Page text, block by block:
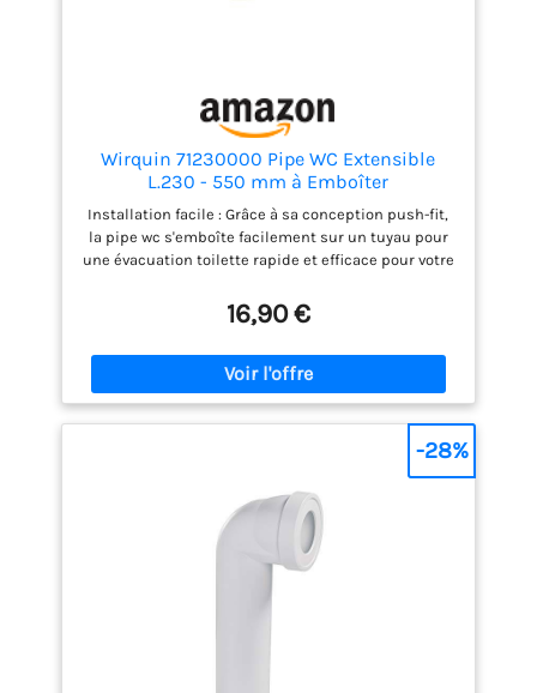
Wirquin 71230000 Pipe WC Extensible
L.230 - 550 mm à Emboîter
Installation facile : Grâce à sa conception push-fit,
la pipe wc s'emboîte facilement sur un tuyau pour
une évacuation toilette rapide et efficace pour votre
extensible à lèvres est compatible avec toutes
sortes d'évacuation toilette de diamètre 110 mm,
pour une installation facile et sans contrainte
Étanchéité garantie : Grâce à ses lèvres souples, la
pipe Wirquin assure une étanchéité parfaite et
durable entre la cuvette WC et l'évacuation, évitant
polypropylène (PP) de haute qualité, la pipe
Wirquin est résistante aux chocs et à la pression
de l'eau, pour une durabilité renforcée et une
évacuation fiable et durable Finition propre : Grâce
discrètement dans votre salle de bain, pour une
16,90 €
-28%